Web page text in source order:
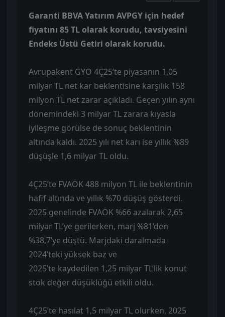
Garanti BBVA Yatırım AVPGY için hedef
fiyatını 85 TL olarak korudu, tavsiyesini
Endeks Üstü Getiri olarak korudu.
Avrupakent GYO 4Ç25’te piyasanın 1,05
milyar TL net kar beklentisine karşılık 158
milyon TL net zarar açıkladı. Geçen yılın aynı
dönemindeki 3 milyar TL zarara kıyasla
iyileşme görülse de sonuç beklentinin
altında kaldı. 2025 yılı net karı ise yıllık %89
düşüşle 1,6 milyar TL oldu.
4Ç25’te FVAÖK 488 milyon TL ile beklentinin
hafif altında ve yıllık %70 düşüş gösterdi.
2025 genelinde FVAÖK %66 azalarak 2,65
milyar TL’ye gerilerken, marj %81’den
%38,7’ye düştü. Marjdaki daralmada
2024’teki yüksek baz ve
2025’te kaydedilen 1,25 milyar TL’lik konut
stok değer düşüklüğü etkili oldu.
4Ç25’te hasılat 1,5 milyar TL olurken, 2025